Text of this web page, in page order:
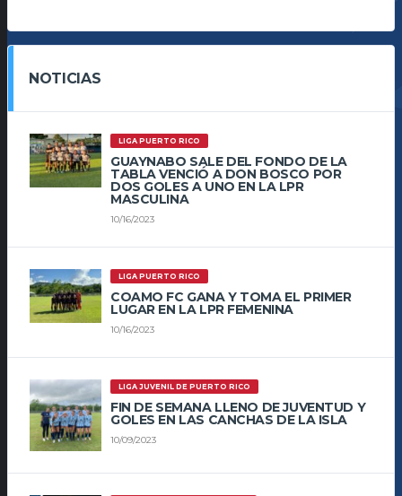
NOTICIAS
LIGA PUERTO RICO
GUAYNABO SALE DEL FONDO DE LA
TABLA VENCIÓ A DON BOSCO POR
DOS GOLES A UNO EN LA LPR
MASCULINA
10/16/2023
LIGA PUERTO RICO
COAMO FC GANA Y TOMA EL PRIMER
LUGAR EN LA LPR FEMENINA
10/16/2023
LIGA JUVENIL DE PUERTO RICO
FIN DE SEMANA LLENO DE JUVENTUD Y
GOLES EN LAS CANCHAS DE LA ISLA
10/09/2023